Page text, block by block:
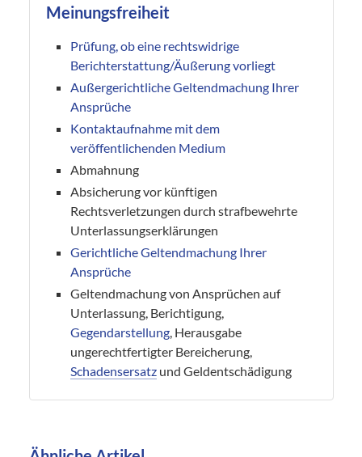
Meinungsfreiheit
Prüfung, ob eine rechtswidrige
Berichterstattung/Äußerung vorliegt
Außergerichtliche Geltendmachung Ihrer
Ansprüche
Kontaktaufnahme mit dem
veröffentlichenden Medium
Abmahnung
Absicherung vor künftigen
Rechtsverletzungen durch strafbewehrte
Unterlassungserklärungen
Gerichtliche Geltendmachung Ihrer
Ansprüche
Geltendmachung von Ansprüchen auf
Unterlassung, Berichtigung,
Gegendarstellung, Herausgabe
ungerechtfertigter Bereicherung,
Schadensersatzund Geldentschädigung